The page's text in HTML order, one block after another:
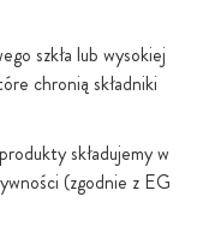
szkła lub wysokiej
chronią składniki
składujemy w
(zgodnie z EG